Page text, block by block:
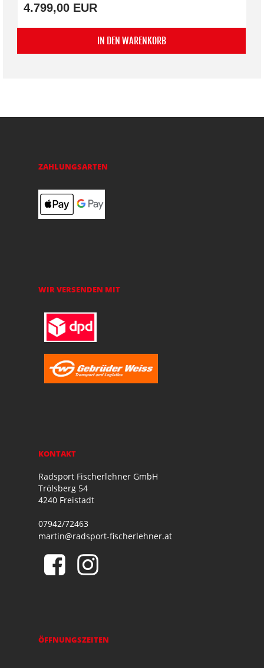
4.799,00 EUR
IN DEN WARENKORB
ZAHLUNGSARTEN
WIR VERSENDEN MIT
KONTAKT
Radsport Fischerlehner GmbH
Trölsberg 54
4240 Freistadt
07942/72463
martin@radsport-fischerlehner.at
ÖFFNUNGSZEITEN